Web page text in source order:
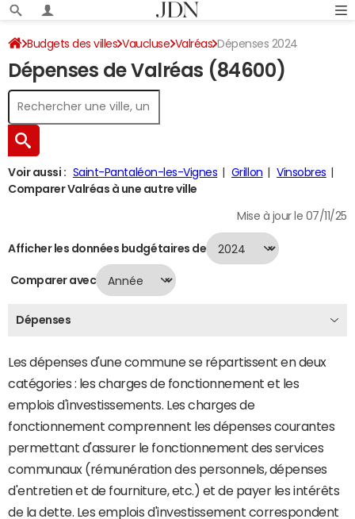
Budgets des villes Vaucluse Valréas Dépenses 2024
Dépenses de Valréas (84600)
Voir aussi : Saint-Pantaléon-les-Vignes Grillon
Vinsobres
Comparer Valréas à une autre ville
Mise à jour le 07/11/25
Afficher les données budgétaires de
Comparer avec
Dépenses
Les dépenses d'une commune se répartissent en deux
catégories : les charges de fonctionnement et les
emplois d'investissements. Les charges de
fonctionnement comprennent les dépenses courantes
permettant d'assurer le fonctionnement des services
communaux (rémunération des personnels, dépenses
d'entretien et de fourniture, etc.) et de payer les intérêts
de la dette. Les emplois d'investissement correspondent